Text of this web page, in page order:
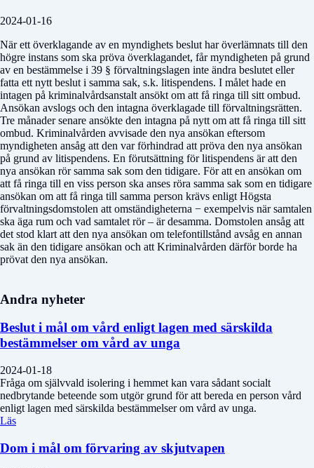
2024-01-16
När ett överklagande av en myndighets beslut har överlämnats till den
högre instans som ska pröva överklagandet, får myndigheten på grund
av en bestämmelse i 39 § förvaltningslagen inte ändra beslutet eller
fatta ett nytt beslut i samma sak, s.k. litispendens. I målet hade en
intagen på kriminalvårdsanstalt ansökt om att få ringa till sitt ombud.
Ansökan avslogs och den intagna överklagade till förvaltningsrätten.
Tre månader senare ansökte den intagna på nytt om att få ringa till sitt
ombud. Kriminalvården avvisade den nya ansökan eftersom
myndigheten ansåg att den var förhindrad att pröva den nya ansökan
på grund av litispendens. En förutsättning för litispendens är att den
nya ansökan rör samma sak som den tidigare. För att en ansökan om
att få ringa till en viss person ska anses röra samma sak som en tidigare
ansökan om att få ringa till samma person krävs enligt Högsta
förvaltningsdomstolen att omständigheterna − exempelvis när samtalen
ska äga rum och vad samtalet rör – är desamma. Domstolen ansåg att
det stod klart att den nya ansökan om telefontillstånd avsåg en annan
sak än den tidigare ansökan och att Kriminalvården därför borde ha
prövat den nya ansökan.
Andra nyheter
Beslut i mål om vård enligt lagen med särskilda
bestämmelser om vård av unga
2024-01-18
Fråga om självvald isolering i hemmet kan vara sådant socialt
nedbrytande beteende som utgör grund för att bereda en person vård
enligt lagen med särskilda bestämmelser om vård av unga.
Läs
Dom i mål om förvaring av skjutvapen